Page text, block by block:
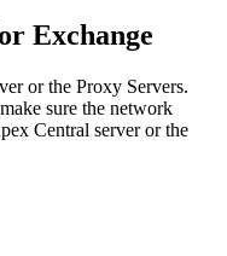
Exchange
or the Proxy Servers.
sure the network
Central server or the